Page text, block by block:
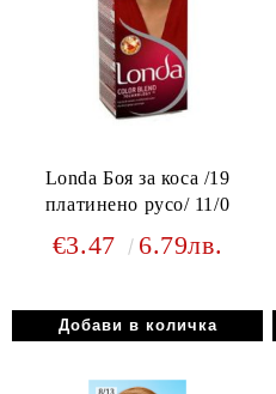
Londa Боя за коса /19
платинено русо/ 11/0
€3.47 6.79лв.